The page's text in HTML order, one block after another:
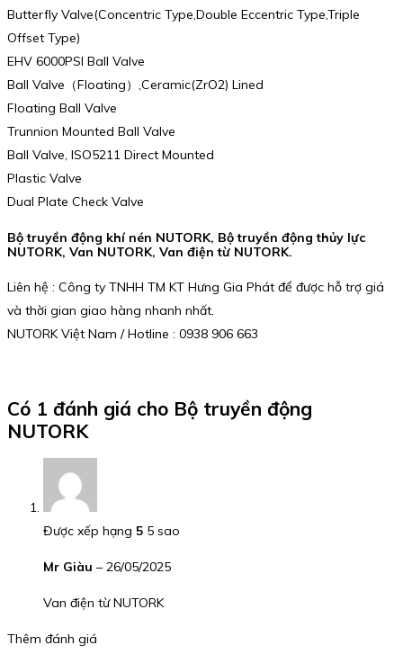
Butterfly Valve(Concentric Type,Double Eccentric Type,Triple
Offset Type)
EHV 6000PSI Ball Valve
Ball Valve（Floating）,Ceramic(ZrO2) Lined
Floating Ball Valve
Trunnion Mounted Ball Valve
Ball Valve, ISO5211 Direct Mounted
Plastic Valve
Dual Plate Check Valve
Bộ truyền động khí nén NUTORK, Bộ truyền động thủy lực
NUTORK, Van NUTORK, Van điện từ NUTORK.
Liên hệ : Công ty TNHH TM KT Hưng Gia Phát để được hỗ trợ giá
và thời gian giao hàng nhanh nhất.
NUTORK Việt Nam / Hotline : 0938 906 663
Có 1 đánh giá cho Bộ truyền động
NUTORK
Được xếp hạng 5 5 sao
Mr Giàu – 26/05/2025
Van điện từ NUTORK
Thêm đánh giá